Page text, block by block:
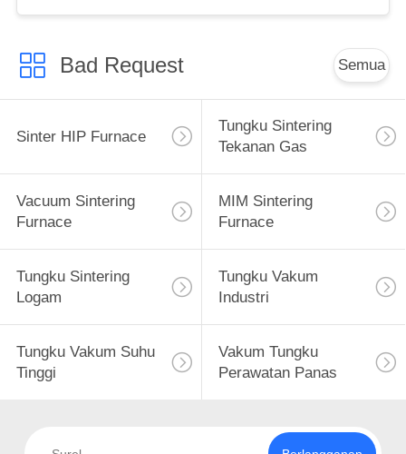
Bad Request Semua
Sinter HIP Furnace
Tungku Sintering
Tekanan Gas
Vacuum Sintering
Furnace
MIM Sintering
Furnace
Tungku Sintering
Logam
Tungku Vakum
Industri
Tungku Vakum Suhu
Tinggi
Vakum Tungku
Perawatan Panas